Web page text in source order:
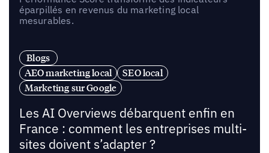
éparpillés en revenus du marketing local
mesurables.
Blogs
AEO marketing local
SEO local
Marketing sur Google
Les AI Overviews débarquent enfin en
France : comment les entreprises multi-
sites doivent s’adapter ?